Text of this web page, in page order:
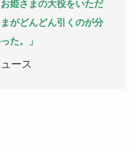
姫さまの大役をいただ
がどんどん引くのが分
た。」
ース